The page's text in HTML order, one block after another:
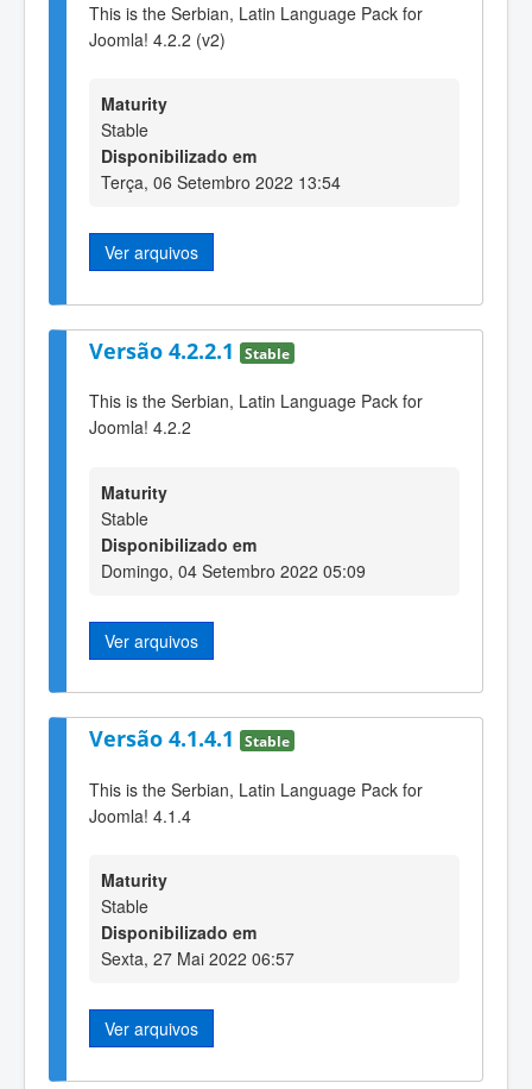
This is the Serbian, Latin Language Pack for
Joomla! 4.2.2 (v2)
Maturity
Stable
Disponibilizado em
Terça, 06 Setembro 2022 13:54
Ver arquivos
Versão 4.2.2.1 Stable
This is the Serbian, Latin Language Pack for
Joomla! 4.2.2
Maturity
Stable
Disponibilizado em
Domingo, 04 Setembro 2022 05:09
Ver arquivos
Versão 4.1.4.1 Stable
This is the Serbian, Latin Language Pack for
Joomla! 4.1.4
Maturity
Stable
Disponibilizado em
Sexta, 27 Mai 2022 06:57
Ver arquivos